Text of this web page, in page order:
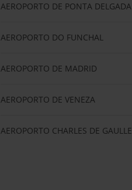
AEROPORTO DE PONTA DELGADA
AEROPORTO DO FUNCHAL
AEROPORTO DE MADRID
AEROPORTO DE VENEZA
AEROPORTO CHARLES DE GAULLE